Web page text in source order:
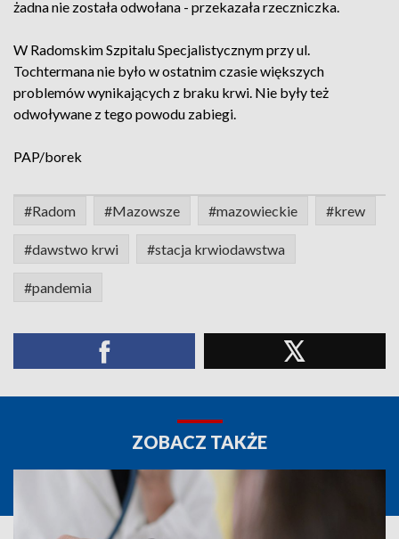
żadna nie została odwołana - przekazała rzeczniczka.
W Radomskim Szpitalu Specjalistycznym przy ul.
Tochtermana nie było w ostatnim czasie większych
problemów wynikających z braku krwi. Nie były też
odwoływane z tego powodu zabiegi.
PAP/borek
#Radom #Mazowsze #mazowieckie #krew
#dawstwo krwi #stacja krwiodawstwa
#pandemia
ZOBACZ TAKŻE